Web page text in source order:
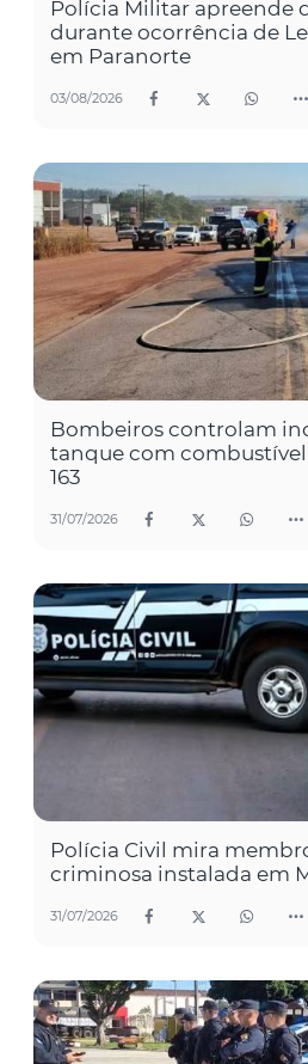
Polícia Militar apreende
durante ocorrência de
em Paranorte
03/08/2026
Bombeiros controlam
tanque com combustível
163
31/07/2026
Polícia Civil mira
criminosa instalada em
31/07/2026